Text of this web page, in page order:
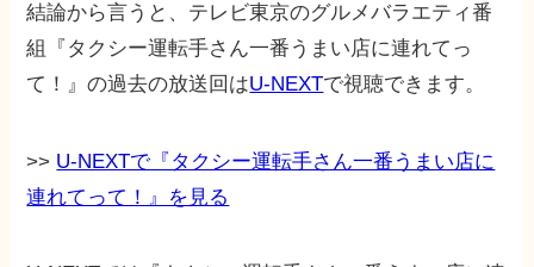
結論から言うと、テレビ東京のグルメバラエティ番
組『タクシー運転手さん一番うまい店に連れてっ
て！』の過去の放送回はU-NEXTで視聴できます。
>> U-NEXTで『タクシー運転手さん一番うまい店に
連れてって！』を見る